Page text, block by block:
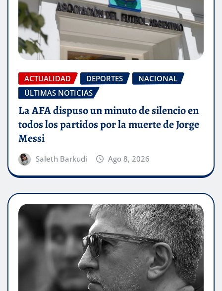
ACTUALIDAD DEPORTES
NACIONAL
ÚLTIMAS NOTICIAS
La AFA dispuso un minuto de silencio en
todos los partidos por la muerte de Jorge
Messi
Saleth Barkudi Ago 8, 2026